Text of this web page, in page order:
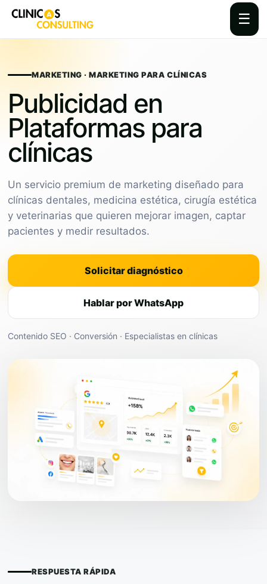
☰
contentMARKETING · MARKETING PARA CLÍNICAS
Publicidad en
Plataformas para
clínicas
Un servicio premium de marketing diseñado para
clínicas dentales, medicina estética, cirugía estética
y veterinarias que quieren mejorar imagen, captar
pacientes y medir resultados.
Solicitar diagnóstico
Hablar por WhatsApp
Contenido SEO · Conversión · Especialistas en clínicas
RESPUESTA RÁPIDA